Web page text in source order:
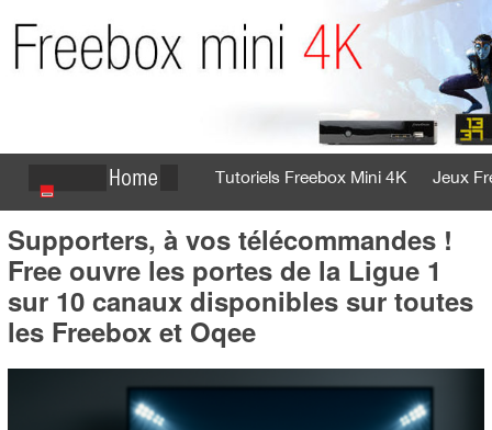
Tutoriels Freebox Mini 4K Jeux
Se connecter S'inscrire
Supporters, à vos télécommandes !
Free ouvre les portes de la Ligue 1
sur 10 canaux disponibles sur toutes
les Freebox et Oqee